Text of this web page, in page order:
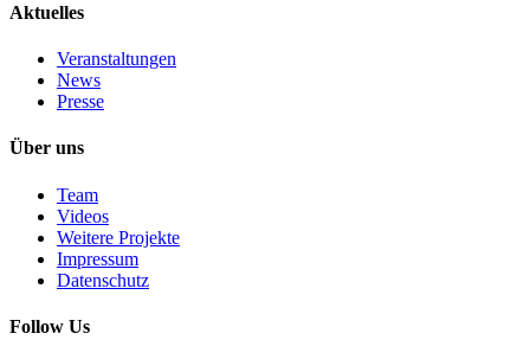
Aktuelles
Veranstaltungen
News
Presse
Über uns
Team
Videos
Weitere Projekte
Impressum
Datenschutz
Follow Us